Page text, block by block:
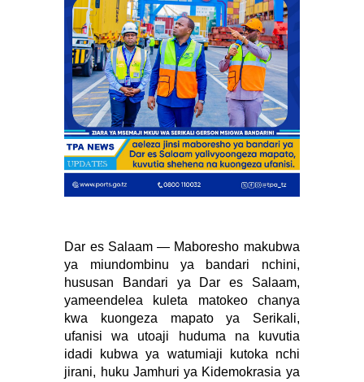
Dar es Salaam — Maboresho makubwa
ya miundombinu ya bandari nchini,
hususan Bandari ya Dar es Salaam,
yameendelea kuleta matokeo chanya
kwa kuongeza mapato ya Serikali,
ufanisi wa utoaji huduma na kuvutia
idadi kubwa ya watumiaji kutoka nchi
jirani, huku Jamhuri ya Kidemokrasia ya